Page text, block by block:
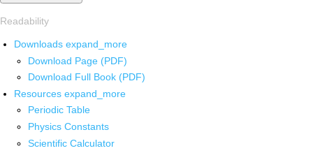
Readability
Downloads expand_more
Download Page (PDF)
Download Full Book (PDF)
Resources expand_more
Periodic Table
Physics Constants
Scientific Calculator